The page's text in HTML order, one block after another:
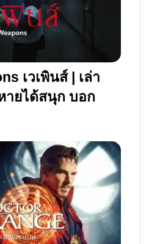
เวเพินส์ | เล่า
ายได้สนุก บอก